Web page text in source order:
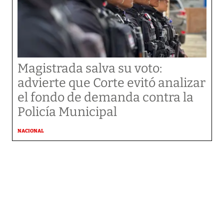
Magistrada salva su voto:
advierte que Corte evitó analizar
el fondo de demanda contra la
Policía Municipal
NACIONAL